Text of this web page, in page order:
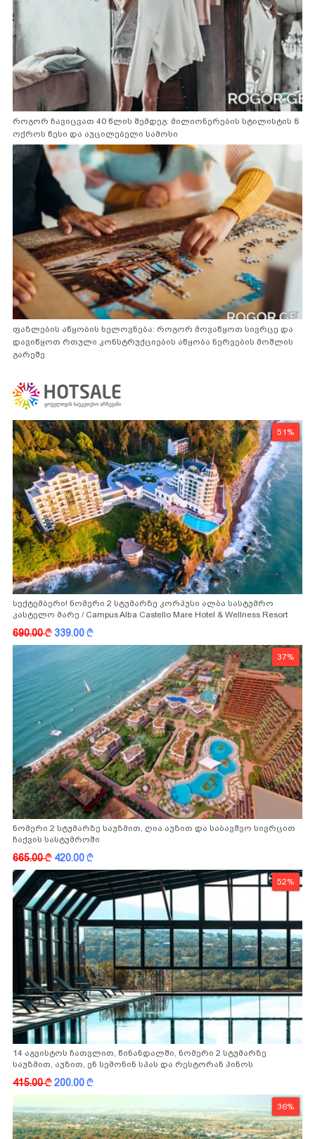
როგორ ჩავიცვათ 40 წლის შემდეგ: მილიონერების სტილისტის 8
ოქროს წესი და აუცილებელი სამოსი
ფაზლების აწყობის ხელოვნება: როგორ მოვაწყოთ სივრცე და
დავიწყოთ რთული კონსტრუქციების აწყობა ნერვების მოშლის
გარეშე
51%
სექტემბერი! ნომერი 2 სტუმარზე კორპუსი ალბა სასტუმრო
კასტელო მარე / Campus Alba Castello Mare Hotel & Wellness Resort
690.00k 339.00k
37%
ნომერი 2 სტუმარზე საუზმით, ღია აუზით და საბავშვო სივრცით
ჩაქვის სასტუმროში
665.00k 420.00k
52%
14 აგვისტოს ჩათვლით, წინანდალში, ნომერი 2 სტუმარზე
საუზმით, აუზით, ენ სემონინ სპას და რესტორან პინოს
ფასდაკლებით
415.00k200.00k
36%